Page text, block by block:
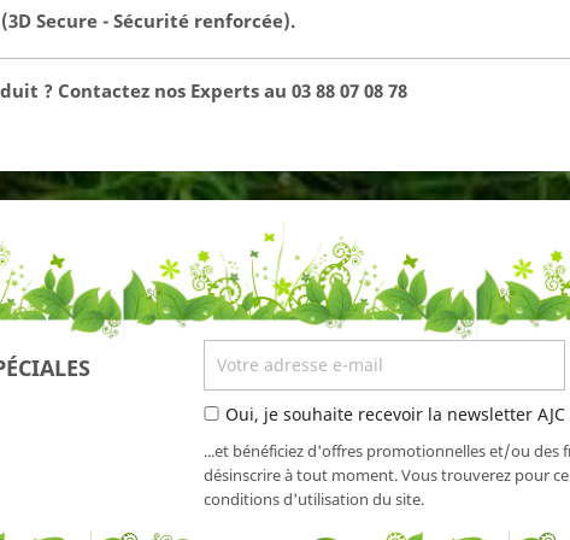
Secure - Sécurité renforcée).
? Contactez nos Experts au 03 88 07 08 78
Oui, je souhaite recevoir la newsletter
...et bénéficiez d'offres promotionnelles et/ou des
désinscrire à tout moment. Vous trouverez pour
conditions d'utilisation du site.